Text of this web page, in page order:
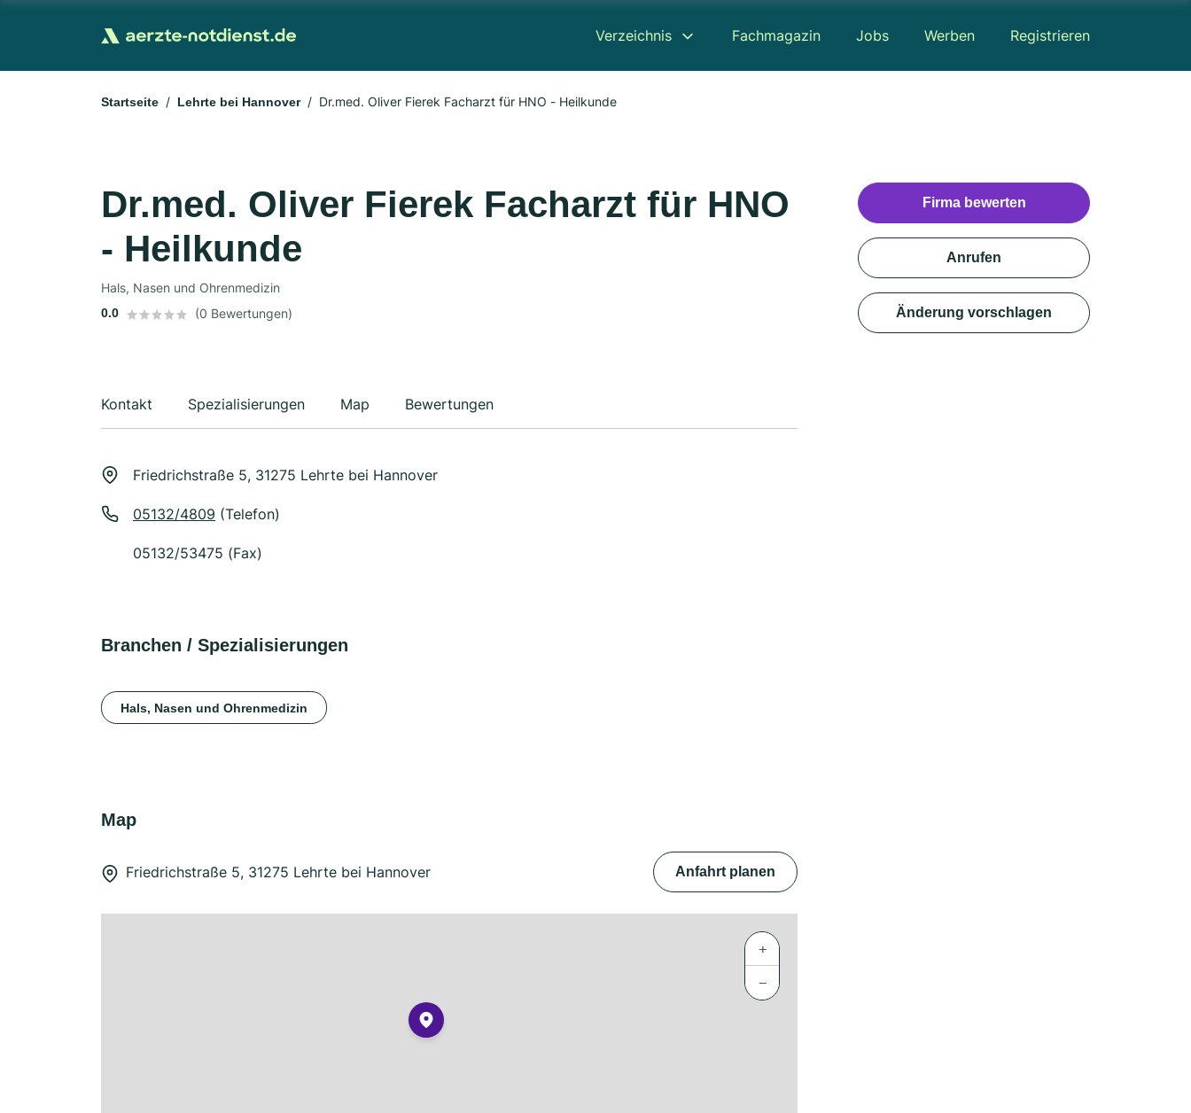
Verzeichnis Fachmagazin Jobs Werben Registrieren
Startseite Lehrte bei Hannover Dr.med. Oliver Fierek Facharzt für HNO - Heilkunde
Dr.med. Oliver Fierek Facharzt für HNO
- Heilkunde
Hals, Nasen und Ohrenmedizin
0.0 (0 Bewertungen)
Kontakt Spezialisierungen Map Bewertungen
Friedrichstraße 5, 31275 Lehrte bei Hannover
05132/4809 (Telefon)
05132/53475 (Fax)
Branchen / Spezialisierungen
Hals, Nasen und Ohrenmedizin
Map
Friedrichstraße 5, 31275 Lehrte bei Hannover Anfahrt planen
+
−
Firma bewerten
Anrufen
Änderung vorschlagen